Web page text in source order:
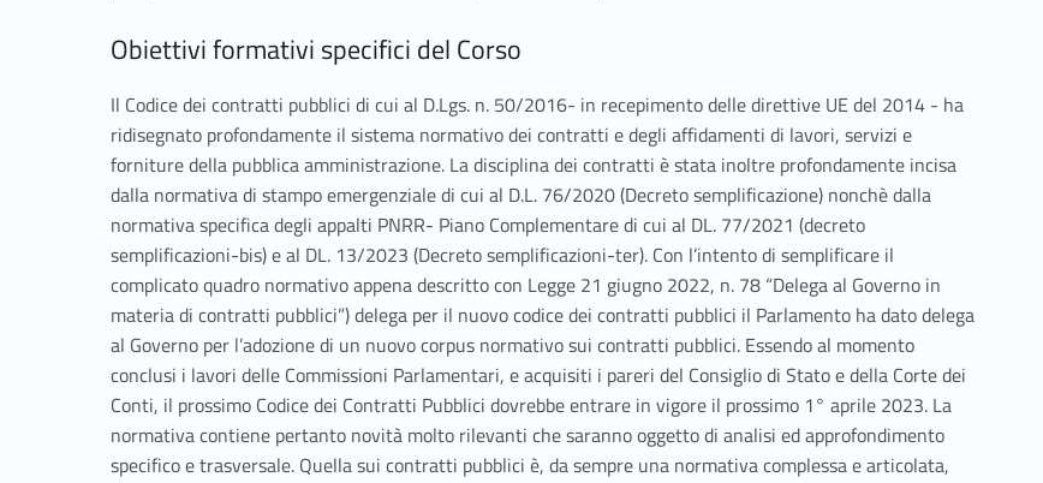
Obiettivi formativi specifici del Corso
Il Codice dei contratti pubblici di cui al D.Lgs. n. 50/2016- in recepimento delle direttive UE del 2014 - ha
ridisegnato profondamente il sistema normativo dei contratti e degli affidamenti di lavori, servizi e
forniture della pubblica amministrazione. La disciplina dei contratti è stata inoltre profondamente incisa
dalla normativa di stampo emergenziale di cui al D.L. 76/2020 (Decreto semplificazione) nonchè dalla
normativa specifica degli appalti PNRR- Piano Complementare di cui al DL. 77/2021 (decreto
semplificazioni-bis) e al DL. 13/2023 (Decreto semplificazioni-ter). Con l’intento di semplificare il
complicato quadro normativo appena descritto con Legge 21 giugno 2022, n. 78 “Delega al Governo in
materia di contratti pubblici”) delega per il nuovo codice dei contratti pubblici il Parlamento ha dato delega
al Governo per l’adozione di un nuovo corpus normativo sui contratti pubblici. Essendo al momento
conclusi i lavori delle Commissioni Parlamentari, e acquisiti i pareri del Consiglio di Stato e della Corte dei
Conti, il prossimo Codice dei Contratti Pubblici dovrebbe entrare in vigore il prossimo 1° aprile 2023. La
normativa contiene pertanto novità molto rilevanti che saranno oggetto di analisi ed approfondimento
specifico e trasversale. Quella sui contratti pubblici è, da sempre una normativa complessa e articolata,